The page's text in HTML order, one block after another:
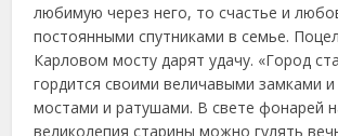
любимую через него, то счастье и
постоянными спутниками в семье.
Карловом мосту дарят удачу. «Город
гордится своими величавыми замками
мостами и ратушами. В свете фонарей
великолепия старины можно гулять